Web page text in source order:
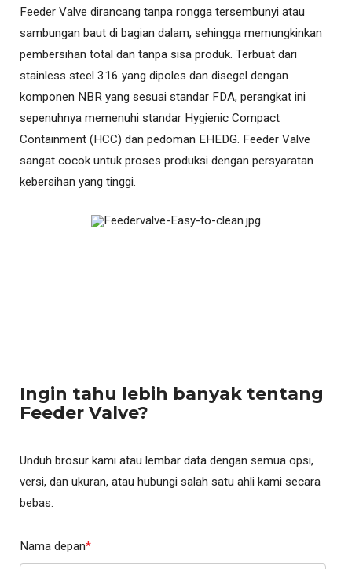
Feeder Valve dirancang tanpa rongga tersembunyi atau
sambungan baut di bagian dalam, sehingga memungkinkan
pembersihan total dan tanpa sisa produk. Terbuat dari
stainless steel 316 yang dipoles dan disegel dengan
komponen NBR yang sesuai standar FDA, perangkat ini
sepenuhnya memenuhi standar Hygienic Compact
Containment (HCC) dan pedoman EHEDG. Feeder Valve
sangat cocok untuk proses produksi dengan persyaratan
kebersihan yang tinggi.
Ingin tahu lebih banyak tentang
Feeder Valve?
Unduh brosur kami atau lembar data dengan semua opsi,
versi, dan ukuran, atau hubungi salah satu ahli kami secara
bebas.
Nama depan*